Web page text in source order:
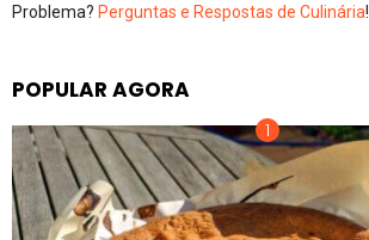
Problema? Perguntas e Respostas de Culinária!
POPULAR AGORA